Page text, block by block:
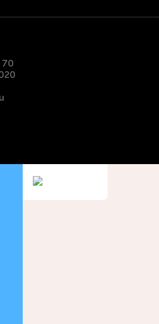
70